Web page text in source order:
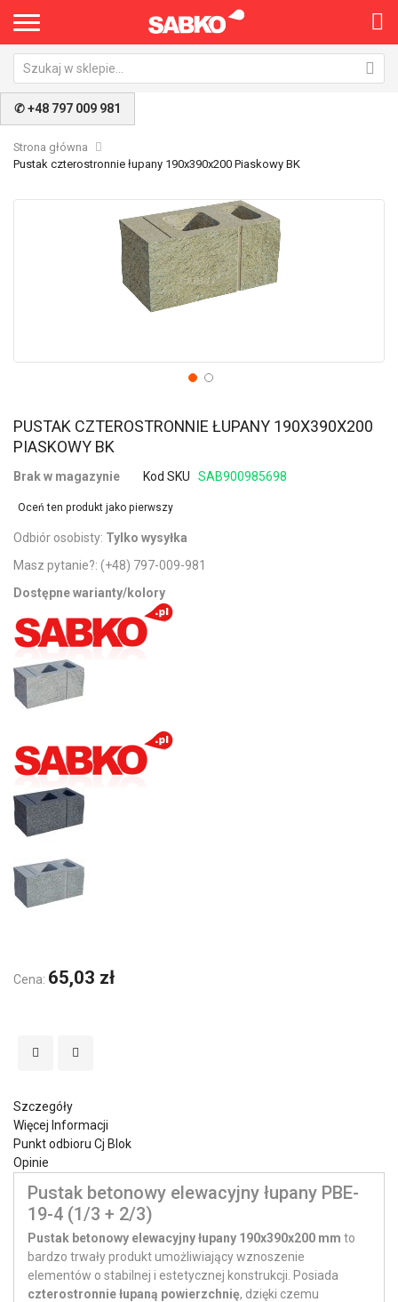
✆ +48 797 009 981
Strona główna
Pustak czterostronnie łupany 190x390x200 Piaskowy BK
PUSTAK CZTEROSTRONNIE ŁUPANY 190X390X200
PIASKOWY BK
Brak w magazynie Kod SKU SAB900985698
Oceń ten produkt jako pierwszy
Odbiór osobisty: Tylko wysyłka
Masz pytanie?: (+48) 797-009-981
Dostępne warianty/kolory
Cena: 65,03 zł
Szczegóły
Więcej Informacji
Punkt odbioru Cj Blok
Opinie
Pustak betonowy elewacyjny łupany PBE-
19-4 (1/3 + 2/3)
Pustak betonowy elewacyjny łupany 190x390x200 mm to
bardzo trwały produkt umożliwiający wznoszenie
elementów o stabilnej i estetycznej konstrukcji. Posiada
czterostronnie łupaną powierzchnię, dzięki czemu